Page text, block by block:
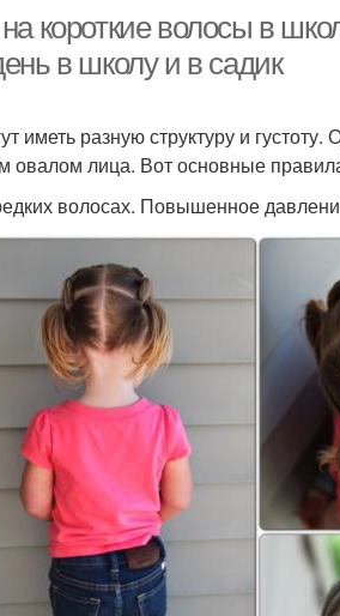
короткие волосы в
в школу и в садик
иметь разную структуру и
овалом лица. Вот основные
волосах. Повышенное